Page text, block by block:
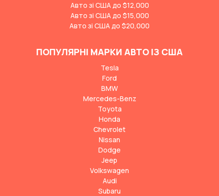
Авто зі США до $12,000
Авто зі США до $15,000
Авто зі США до $20,000
ПОПУЛЯРНІ МАРКИ АВТО ІЗ США
Tesla
Ford
BMW
Mercedes-Benz
Toyota
Honda
Chevrolet
Nissan
Dodge
Jeep
Volkswagen
Audi
Subaru